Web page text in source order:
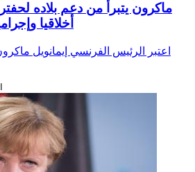
ماكرون يتبرأ من دعم بلاده
أخلاقيا
اعتبر الرئيس الفرنسي إيمانويل